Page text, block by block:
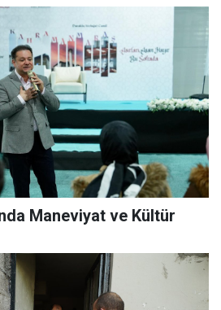
Maneviyat ve Kültür